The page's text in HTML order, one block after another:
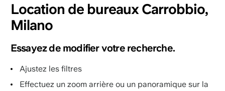
Location de bureaux Carrobbio,
Milano
Essayez de modifier votre recherche.
Ajustez les filtres
Effectuez un zoom arrière ou un panoramique sur la